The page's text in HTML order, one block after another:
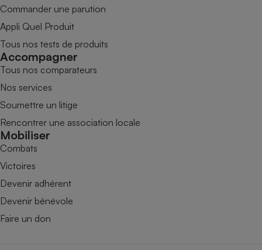
Commander une parution
Appli Quel Produit
Tous nos tests de produits
Accompagner
Tous nos comparateurs
Nos services
Soumettre un litige
Rencontrer une association locale
Mobiliser
Combats
Victoires
Devenir adhérent
Devenir bénévole
Faire un don